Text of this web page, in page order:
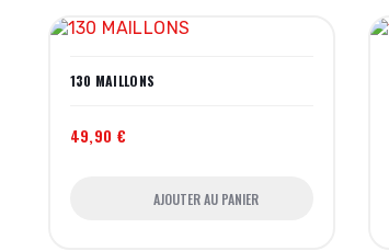
130 MAILLONS
49,90 €
AJOUTER AU PANIER